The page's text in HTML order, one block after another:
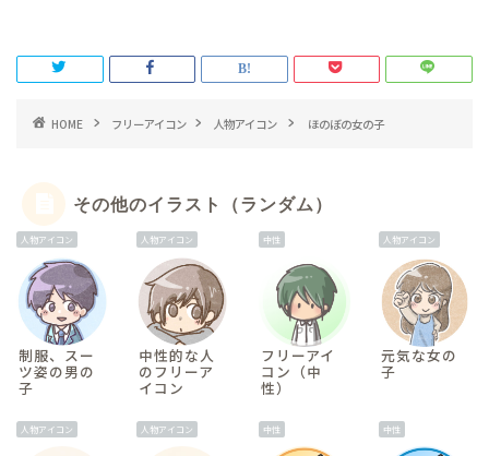
HOME フリーアイコン 人物アイコン ほのぼの女の子
その他のイラスト（ランダム）
人物アイコン
制服、スー
ツ姿の男の
子
人物アイコン
中性的な人
のフリーア
イコン
中性
フリーアイ
コン（中
性）
人物アイコン
元気な女の
子
人物アイコン 人物アイコン 中性 中性